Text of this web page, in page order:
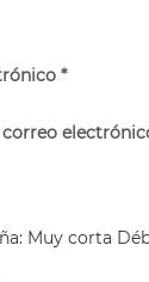
*
Muy corta